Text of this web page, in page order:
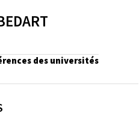
des universités